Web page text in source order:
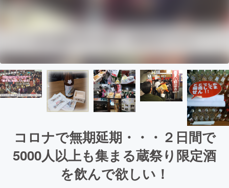
コロナで無期延期・・・２日間で
5000人以上も集まる蔵祭り限定酒
を飲んで欲しい！